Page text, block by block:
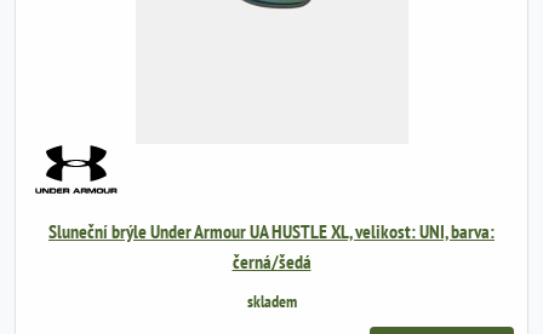
Sluneční brýle Under Armour UA HUSTLE XL, velikost: UNI, barva:
černá/šedá
skladem